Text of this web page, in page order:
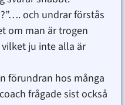
och undrar förstås
om man är trogen
ju inte alla är
förundran hos många
frågade sist också